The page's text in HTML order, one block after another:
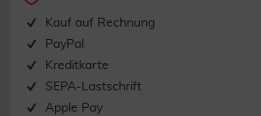
Kauf auf Rechnung
PayPal
Kreditkarte
SEPA-Lastschrift
Apple Pay